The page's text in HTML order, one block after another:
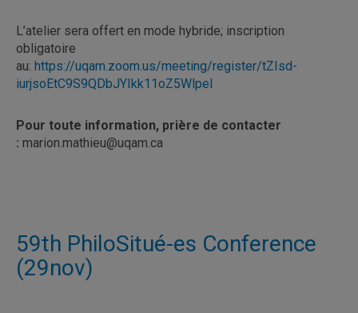
L’atelier sera offert en mode hybride; inscription
obligatoire
au: https://uqam.zoom.us/meeting/register/tZIsd-
iurjsoEtC9S9QDbJYIkk11oZ5Wlpel
Pour toute information, prière de contacter
: marion.mathieu@uqam.ca
59th PhiloSitué-es Conference
(29nov)